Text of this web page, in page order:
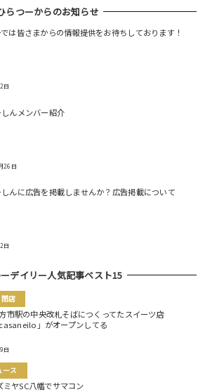
らつーからのお知らせ
は皆さまからの情報提供をお待ちしております！
日
んメンバー紹介
26日
んに広告を掲載しませんか？広告掲載について
日
デイリー人気記事ベスト15
店
市駅の中央改札そばにつくってたスイーツ店
casaneilo」がオープンしてる
日
ース
ミヤSC八幡でサマコン